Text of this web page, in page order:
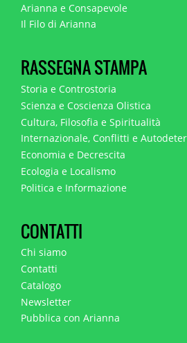
Arianna e Consapevole
Il Filo di Arianna
RASSEGNA STAMPA
Storia e Controstoria
Scienza e Coscienza Olistica
Cultura, Filosofia e Spiritualità
Internazionale, Conflitti e
Economia e Decrescita
Ecologia e Localismo
Politica e Informazione
CONTATTI
Chi siamo
Contatti
Catalogo
Newsletter
Pubblica con Arianna